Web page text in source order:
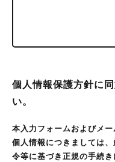
個人情報保護方針に
い。
本入力フォームおよびメ
個人情報につきましては
令等に基づき正規の手続